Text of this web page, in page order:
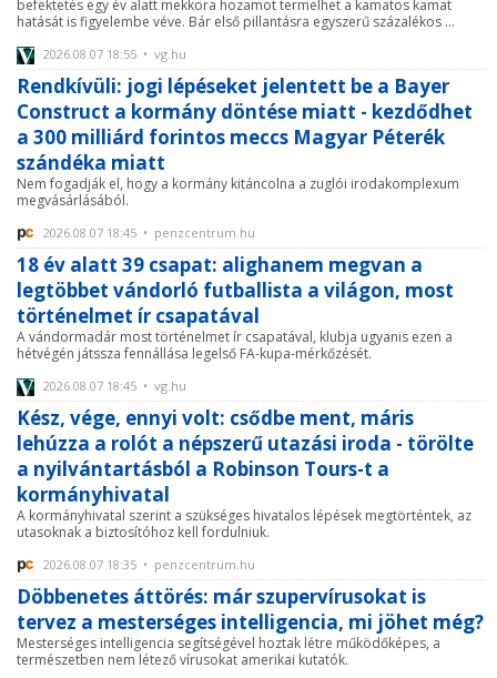
befektetés egy év alatt mekkora hozamot termelhet a kamatos kamat
hatását is figyelembe véve. Bár első pillantásra egyszerű százalékos ...
2026.08.07 18:55 • vg.hu
Rendkívüli: jogi lépéseket jelentett be a Bayer
Construct a kormány döntése miatt - kezdődhet
a 300 milliárd forintos meccs Magyar Péterék
szándéka miatt
Nem fogadják el, hogy a kormány kitáncolna a zuglói irodakomplexum
megvásárlásából.
2026.08.07 18:45 • penzcentrum.hu
18 év alatt 39 csapat: alighanem megvan a
legtöbbet vándorló futballista a világon, most
történelmet ír csapatával
A vándormadár most történelmet ír csapatával, klubja ugyanis ezen a
hétvégén játssza fennállása legelső FA-kupa-mérkőzését.
2026.08.07 18:45 • vg.hu
Kész, vége, ennyi volt: csődbe ment, máris
lehúzza a rolót a népszerű utazási iroda - törölte
a nyilvántartásból a Robinson Tours-t a
kormányhivatal
A kormányhivatal szerint a szükséges hivatalos lépések megtörténtek, az
utasoknak a biztosítóhoz kell fordulniuk.
2026.08.07 18:35 • penzcentrum.hu
Döbbenetes áttörés: már szupervírusokat is
tervez a mesterséges intelligencia, mi jöhet még?
Mesterséges intelligencia segítségével hoztak létre működőképes, a
természetben nem létező vírusokat amerikai kutatók.